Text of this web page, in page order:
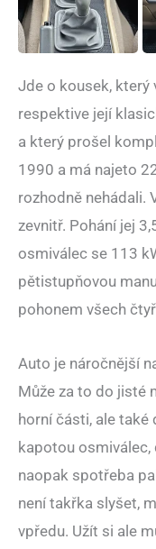
Jde o kousek,
respektive její
a který prošel
1990 a má najeto
rozhodně nehádali.
zevnitř. Pohání jej
osmiválec se 113
pětistupňovou
pohonem všech
Auto je náročnější
Může za to do jisté
horní části, ale také
kapotou
naopak spotřeba
není takřka slyšet,
vpředu. Užít si ale